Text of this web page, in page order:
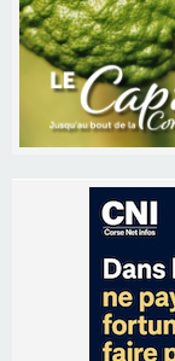
Les brèves
06/08/2026 15:57
Ucciani –